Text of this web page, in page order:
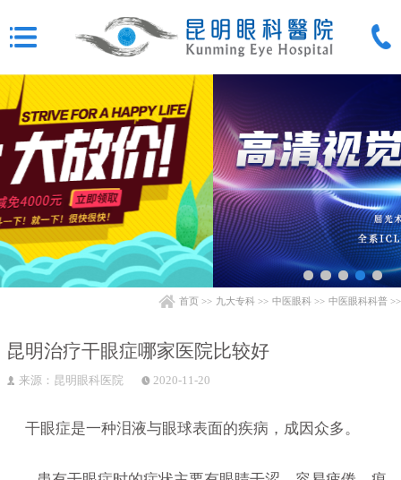
首页 >> 九大专科 >> 中医眼科 >> 中医眼科科普 >>
昆明治疗干眼症哪家医院比较好
来源：昆明眼科医院 2020-11-20
干眼症是一种泪液与眼球表面的疾病，成因众多。